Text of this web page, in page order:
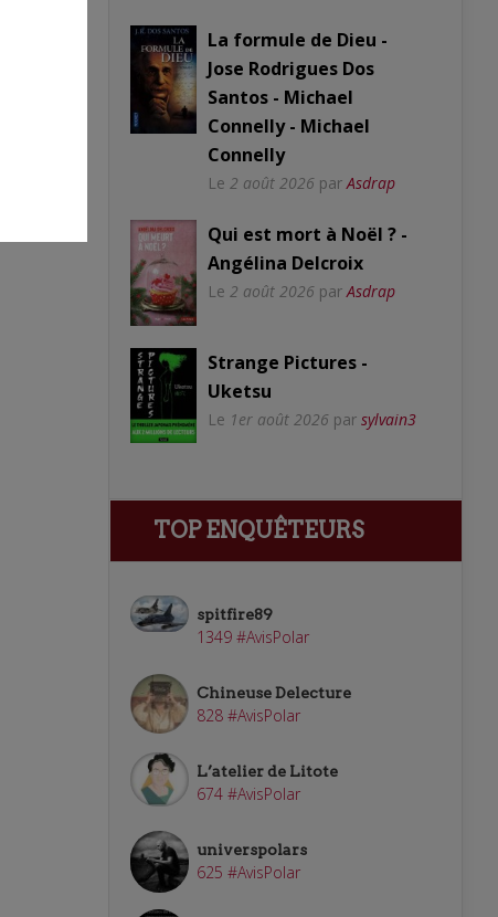
La formule de Dieu -
Jose Rodrigues Dos
Santos - Michael
Connelly - Michael
Connelly
Le 2 août 2026 par Asdrap
Qui est mort à Noël ? -
Angélina Delcroix
Le 2 août 2026 par Asdrap
Strange Pictures -
Uketsu
Le 1er août 2026 par sylvain3
TOP ENQUÊTEURS
spitfire89
1349 #AvisPolar
Chineuse Delecture
828 #AvisPolar
L’atelier de Litote
674 #AvisPolar
universpolars
625 #AvisPolar